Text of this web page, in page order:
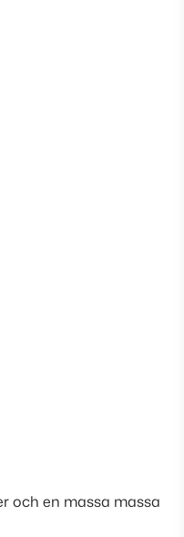
och en massa massa